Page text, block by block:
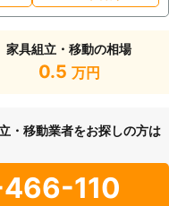
家具組立・移動の相場
0.5 万円
・移動業者をお探しの方は
110